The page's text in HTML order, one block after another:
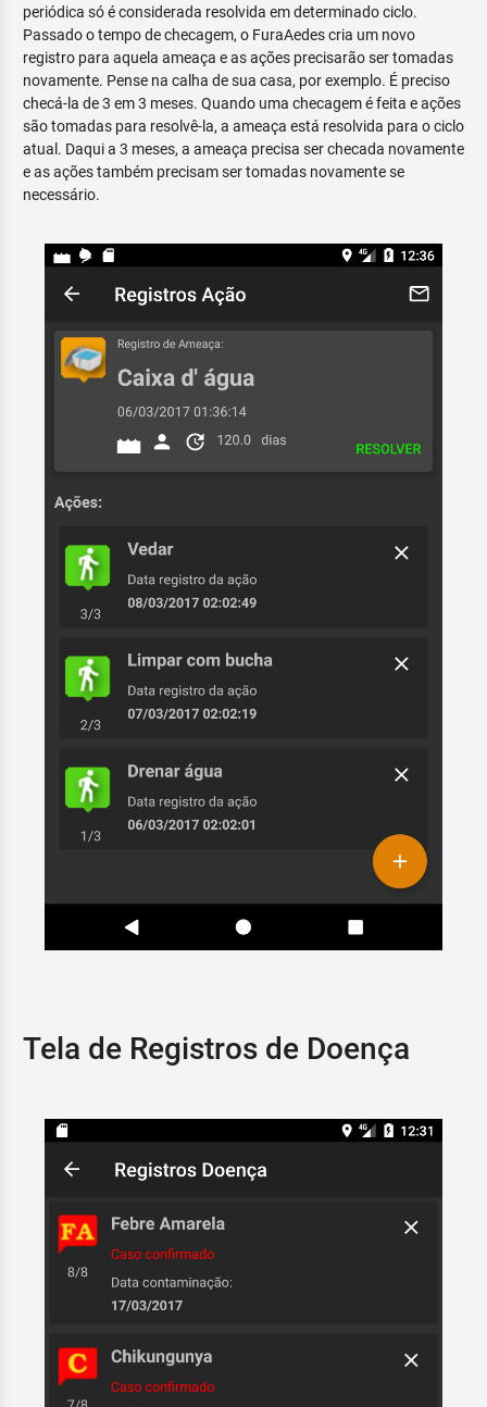
periódica só é considerada resolvida em determinado ciclo.
Passado o tempo de checagem, o FuraAedes cria um novo
registro para aquela ameaça e as ações precisarão ser tomadas
novamente. Pense na calha de sua casa, por exemplo. É preciso
checá-la de 3 em 3 meses. Quando uma checagem é feita e ações
são tomadas para resolvê-la, a ameaça está resolvida para o ciclo
atual. Daqui a 3 meses, a ameaça precisa ser checada novamente
e as ações também precisam ser tomadas novamente se
necessário.
Tela de Registros de Doença